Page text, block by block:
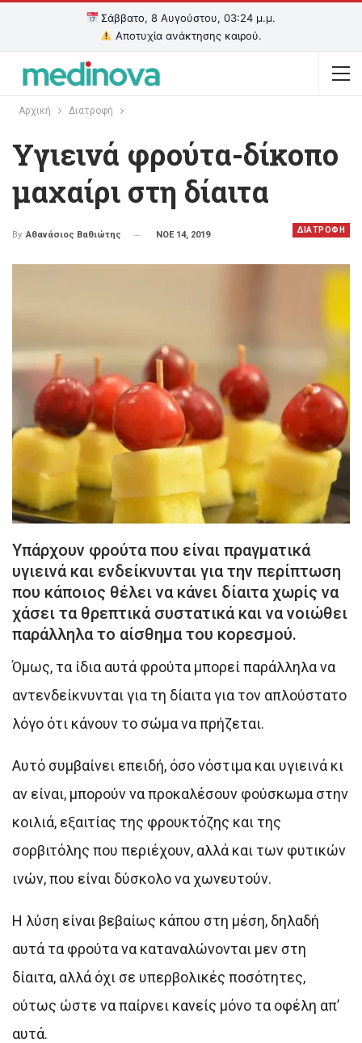
Σάββατο, 8 Αυγούστου, 03:24 μ.μ.
Αποτυχία ανάκτησης καιρού.
Αρχική Διατροφή
Υγιεινά φρούτα-δίκοπο
μαχαίρι στη δίαιτα
ΔΙΑΤΡΟΦΗ
By Αθανάσιος Βαθιώτης ΝΟΕ 14, 2019
Υπάρχουν φρούτα που είναι πραγματικά
υγιεινά και ενδείκνυνται για την περίπτωση
που κάποιος θέλει να κάνει δίαιτα χωρίς να
χάσει τα θρεπτικά συστατικά και να νοιώθει
παράλληλα το αίσθημα του κορεσμού.
Όμως, τα ίδια αυτά φρούτα μπορεί παράλληλα να
αντενδείκνυνται για τη δίαιτα για τον απλούστατο
λόγο ότι κάνουν το σώμα να πρήζεται.
Αυτό συμβαίνει επειδή, όσο νόστιμα και υγιεινά κι
αν είναι, μπορούν να προκαλέσουν φούσκωμα στην
κοιλιά, εξαιτίας της φρουκτόζης και της
σορβιτόλης που περιέχουν, αλλά και των φυτικών
ινών, που είναι δύσκολο να χωνευτούν.
Η λύση είναι βεβαίως κάπου στη μέση, δηλαδή
αυτά τα φρούτα να καταναλώνονται μεν στη
δίαιτα, αλλά όχι σε υπερβολικές ποσότητες,
ούτως ώστε να παίρνει κανείς μόνο τα οφέλη απ’
αυτά.